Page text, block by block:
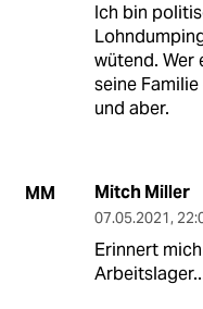
Ich bin
wütend. Wer
seine
und aber.
MM Mitch Miller
07.05.2021,
Erinnert